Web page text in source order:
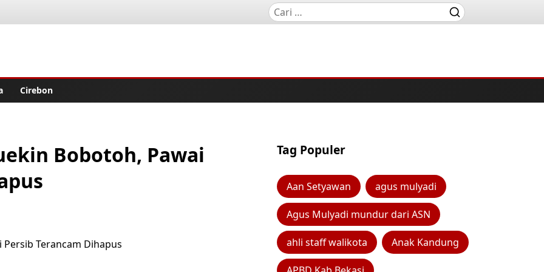
Cirebon
Bobotoh, Pawai
Tag Populer
Aan Setyawan agus mulyadi
Agus Mulyadi mundur dari ASN
ahli staff walikota Anak Kandung